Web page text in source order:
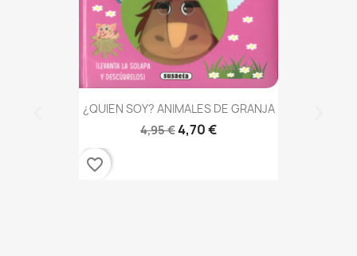
¿QUIEN SOY? ANIMALES DE GRANJA
4,95 €4,70 €
favorite_border